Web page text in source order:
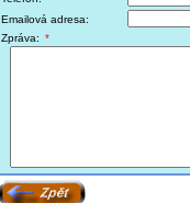
Emailová adresa:
Zpráva: *